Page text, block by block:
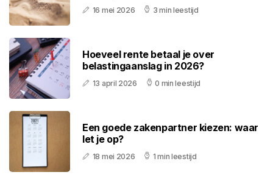
16 mei 2026 3 min leestijd
Hoeveel rente betaal je over
belastingaanslag in 2026?
13 april 2026 0 min leestijd
Een goede zakenpartner kiezen: waar
let je op?
18 mei 2026 1 min leestijd